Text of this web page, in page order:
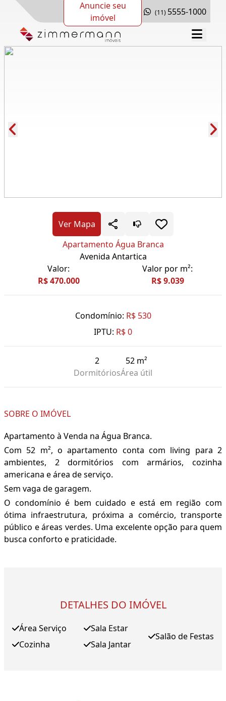
Anuncie seu
imóvel
(11) 5555-1000
Ver Mapa
Apartamento Água Branca
Avenida Antartica
Valor:
R$ 470.000
Valor por m²:
R$ 9.039
Condomínio: R$ 530
IPTU: R$ 0
2
Dormitórios
52 m²
Área útil
SOBRE O IMÓVEL
Apartamento à Venda na Água Branca.
Com 52 m², o apartamento conta com living para 2
ambientes, 2 dormitórios com armários, cozinha
americana e área de serviço.
Sem vaga de garagem.
O condomínio é bem cuidado e está em região com
ótima infraestrutura, próxima a comércio, transporte
público e áreas verdes. Uma excelente opção para quem
busca conforto e praticidade.
DETALHES DO IMÓVEL
Área Serviço
Cozinha
Sala Estar
Sala Jantar
Salão de Festas